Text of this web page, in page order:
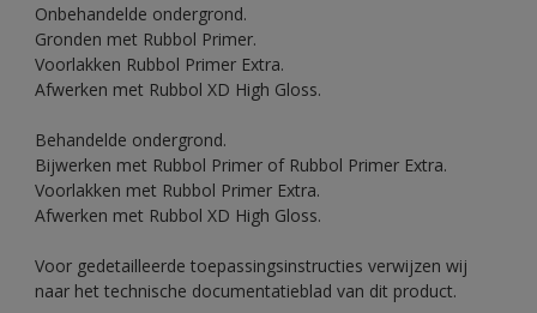
Onbehandelde ondergrond.
Gronden met Rubbol Primer.
Voorlakken Rubbol Primer Extra.
Afwerken met Rubbol XD High Gloss.
Behandelde ondergrond.
Bijwerken met Rubbol Primer of Rubbol Primer Extra.
Voorlakken met Rubbol Primer Extra.
Afwerken met Rubbol XD High Gloss.
Voor gedetailleerde toepassingsinstructies verwijzen wij
naar het technische documentatieblad van dit product.